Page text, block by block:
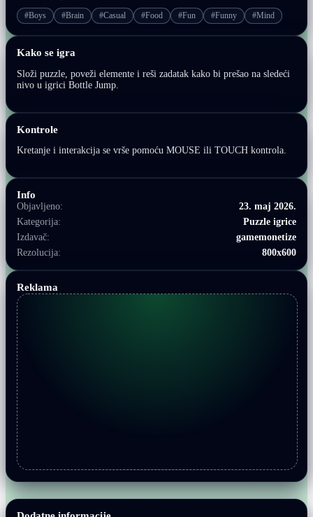
#Boys #Brain #Casual #Food #Fun #Funny #Mind
Kako se igra
Složi puzzle, poveži elemente i reši zadatak kako bi prešao na sledeći
nivo u igrici Bottle Jump.
Kontrole
Kretanje i interakcija se vrše pomoću MOUSE ili TOUCH kontrola.
Info
Objavljeno:
23. maj 2026.
Kategorija:
Puzzle igrice
Izdavač:
gamemonetize
Rezolucija:
800x600
Reklama